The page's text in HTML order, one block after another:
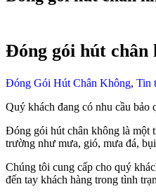
Đóng gói hút chân
Đóng Gói Hút Chân Không, Tin
Quý khách đang có nhu cầu bảo
Đóng gói hút chân không là một
trường như mưa, gió, mưa đá,
Chúng tôi cung cấp cho quý
đến tay khách hàng trong tình